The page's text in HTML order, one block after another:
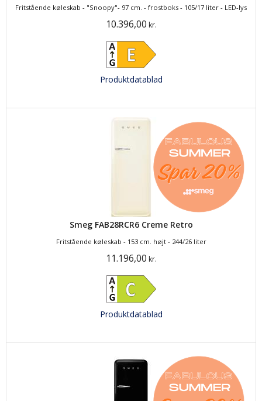
Fritstående køleskab - "Snoopy"- 97 cm. - frostboks - 105/17 liter - LED-lys
10.396,00 kr.
Produktdatablad
Smeg FAB28RCR6 Creme Retro
Fritstående køleskab - 153 cm. højt - 244/26 liter
11.196,00 kr.
Produktdatablad